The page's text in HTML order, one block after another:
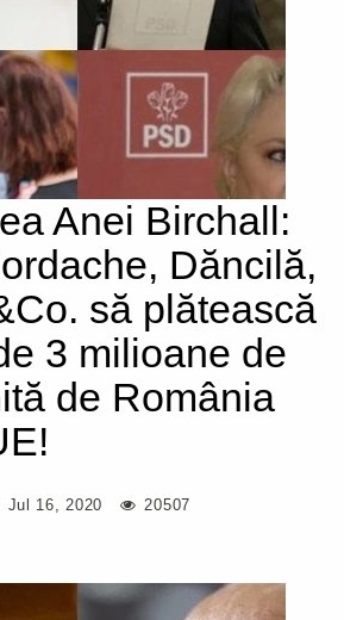
Anei Birchall:
Dăncilă,
să plătească
3 milioane de
de România
Jul 16, 2020 20507